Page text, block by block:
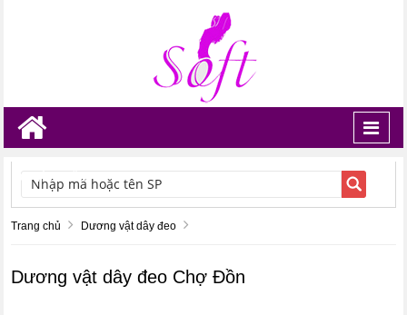
TÌM KIẾM
Trang chủ Dương vật dây đeo
Dương vật dây đeo Chợ Đồn